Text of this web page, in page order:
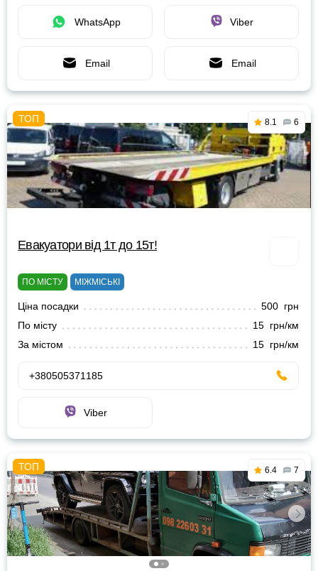
WhatsApp Viber
Email Email
8.1 6
Евакуатори від 1т до 15т!
ПО МІСТУ МІЖМІСЬКІ
Ціна посадки
500 грн
По місту
15 грн/км
За містом
15 грн/км
+380505371185
Viber
6.4 7